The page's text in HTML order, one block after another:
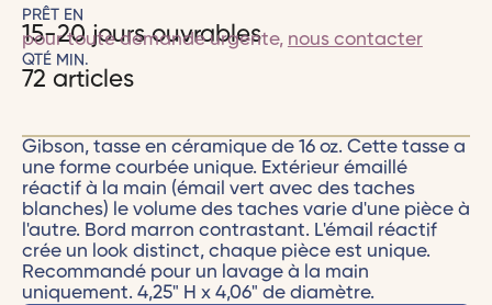
PRÊT EN
15-20 jours ouvrables
pour toute demande urgente, nous contacter
QTÉ MIN.
72 articles
Gibson, tasse en céramique de 16 oz. Cette tasse a
une forme courbée unique. Extérieur émaillé
réactif à la main (émail vert avec des taches
blanches) le volume des taches varie d'une pièce à
l'autre. Bord marron contrastant. L'émail réactif
crée un look distinct, chaque pièce est unique.
Recommandé pour un lavage à la main
uniquement. 4,25" H x 4,06" de diamètre.